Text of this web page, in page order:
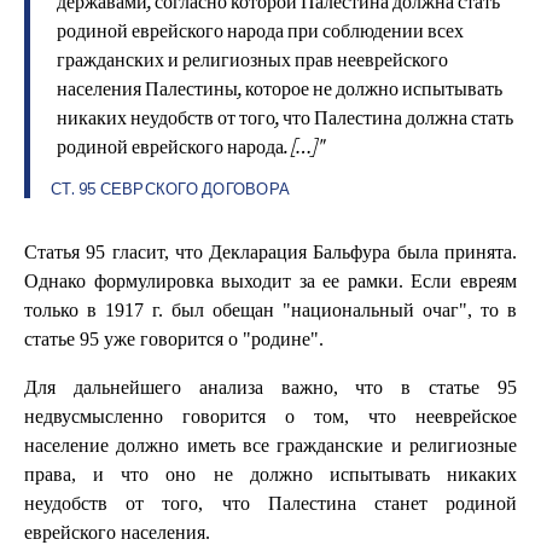
державами, согласно которой Палестина должна стать
родиной еврейского народа при соблюдении всех
гражданских и религиозных прав нееврейского
населения Палестины, которое не должно испытывать
никаких неудобств от того, что Палестина должна стать
родиной еврейского народа. […]"
СТ. 95 СЕВРСКОГО ДОГОВОРА
Статья 95 гласит, что Декларация Бальфура была принята.
Однако формулировка выходит за ее рамки. Если евреям
только в 1917 г. был обещан "национальный очаг", то в
статье 95 уже говорится о "родине".
Для дальнейшего анализа важно, что в статье 95
недвусмысленно говорится о том, что нееврейское
население должно иметь все гражданские и религиозные
права, и что оно не должно испытывать никаких
неудобств от того, что Палестина станет родиной
еврейского населения.